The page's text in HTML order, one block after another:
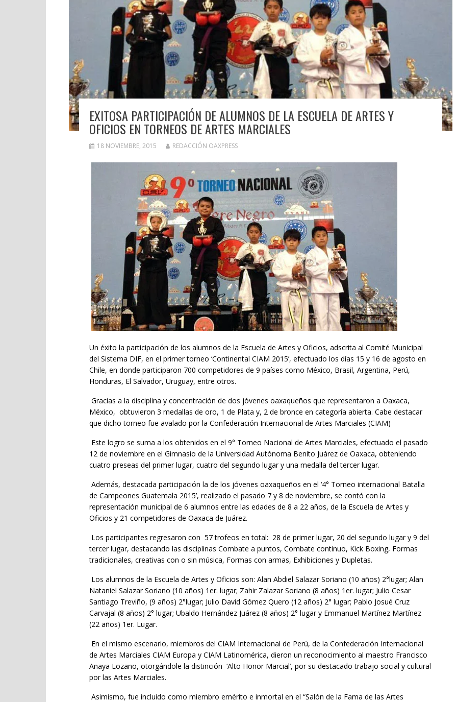
EXITOSA PARTICIPACIÓN DE ALUMNOS DE LA ESCUELA DE ARTES Y
OFICIOS EN TORNEOS DE ARTES MARCIALES
18 NOVIEMBRE, 2015 REDACCIÓN OAXPRESS
Un éxito la participación de los alumnos de la Escuela de Artes y Oficios, adscrita al Comité Municipal
del Sistema DIF, en el primer torneo ‘Continental CIAM 2015’, efectuado los días 15 y 16 de agosto en
Chile, en donde participaron 700 competidores de 9 países como México, Brasil, Argentina, Perú,
Honduras, El Salvador, Uruguay, entre otros.
Gracias a la disciplina y concentración de dos jóvenes oaxaqueños que representaron a Oaxaca,
México, obtuvieron 3 medallas de oro, 1 de Plata y, 2 de bronce en categoría abierta. Cabe destacar
que dicho torneo fue avalado por la Confederación Internacional de Artes Marciales (CIAM)
Este logro se suma a los obtenidos en el 9° Torneo Nacional de Artes Marciales, efectuado el pasado
12 de noviembre en el Gimnasio de la Universidad Autónoma Benito Juárez de Oaxaca, obteniendo
cuatro preseas del primer lugar, cuatro del segundo lugar y una medalla del tercer lugar.
Además, destacada participación la de los jóvenes oaxaqueños en el ‘4° Torneo internacional Batalla
de Campeones Guatemala 2015’, realizado el pasado 7 y 8 de noviembre, se contó con la
representación municipal de 6 alumnos entre las edades de 8 a 22 años, de la Escuela de Artes y
Oficios y 21 competidores de Oaxaca de Juárez.
Los participantes regresaron con 57 trofeos en total: 28 de primer lugar, 20 del segundo lugar y 9 del
tercer lugar, destacando las disciplinas Combate a puntos, Combate continuo, Kick Boxing, Formas
tradicionales, creativas con o sin música, Formas con armas, Exhibiciones y Dupletas.
Los alumnos de la Escuela de Artes y Oficios son: Alan Abdiel Salazar Soriano (10 años) 2°lugar; Alan
Nataniel Salazar Soriano (10 años) 1er. lugar; Zahir Zalazar Soriano (8 años) 1er. lugar; Julio Cesar
Santiago Treviño, (9 años) 2°lugar; Julio David Gómez Quero (12 años) 2° lugar; Pablo Josué Cruz
Carvajal (8 años) 2° lugar; Ubaldo Hernández Juárez (8 años) 2° lugar y Emmanuel Martínez Martínez
(22 años) 1er. Lugar.
En el mismo escenario, miembros del CIAM Internacional de Perú, de la Confederación Internacional
de Artes Marciales CIAM Europa y CIAM Latinomérica, dieron un reconocimiento al maestro Francisco
Anaya Lozano, otorgándole la distinción ‘Alto Honor Marcial’, por su destacado trabajo social y cultural
por las Artes Marciales.
Asimismo, fue incluido como miembro emérito e inmortal en el “Salón de la Fama de las Artes